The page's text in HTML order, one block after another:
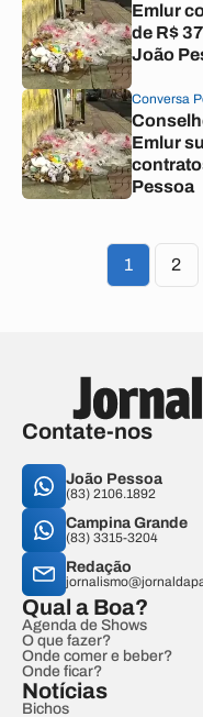
Emlur
de R$
João
Conversa
Emlur
Pessoa
1 2
Contate-nos
João Pessoa
(83) 2106.1892
Campina Grande
(83) 3315-3204
Redação
Qual a Boa?
Agenda de Shows
O que fazer?
Onde comer e beber?
Onde ficar?
Notícias
Bichos